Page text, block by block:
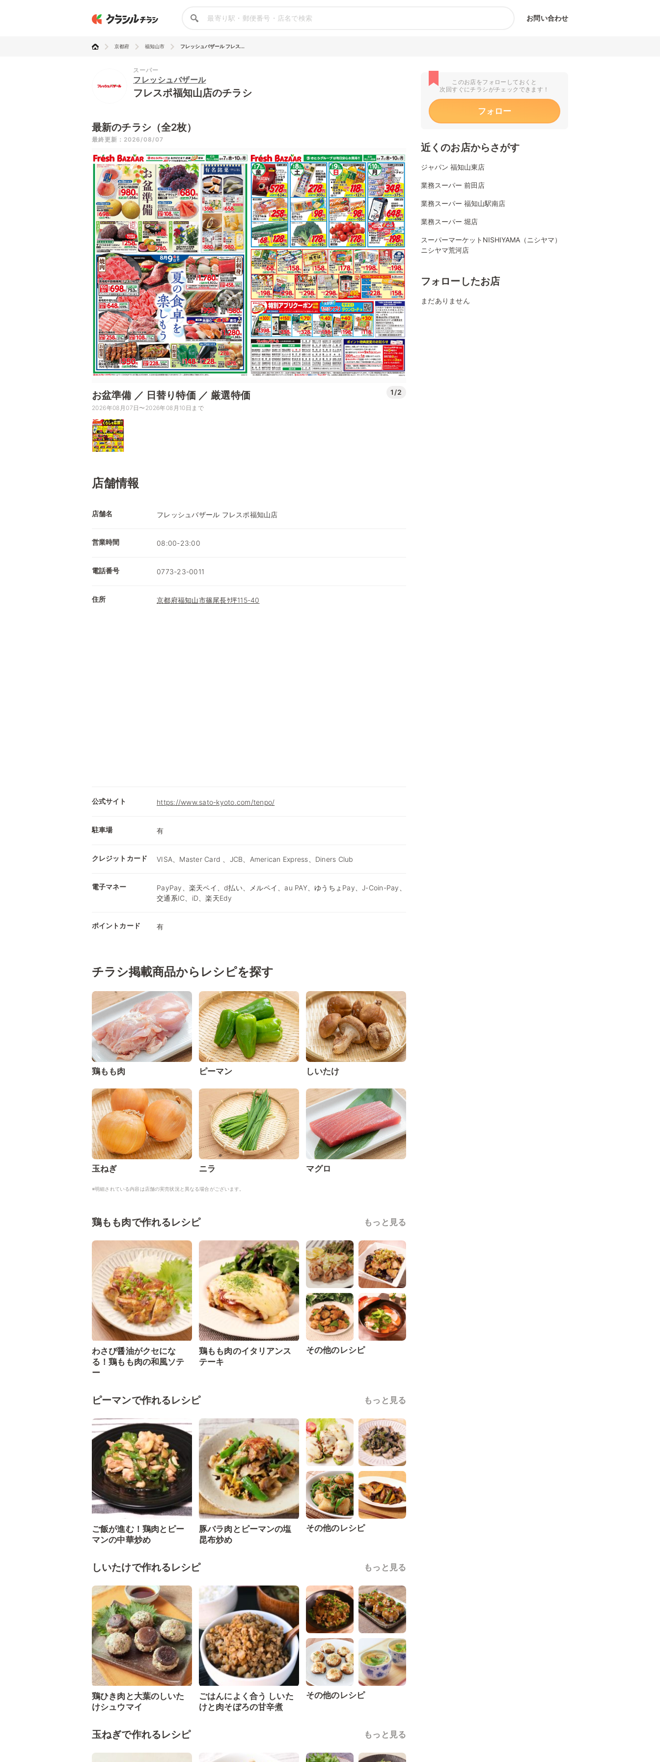
お問い合わせ
京都府 福知山市 フレッシュバザール フレス...
スーパー
フレッシュバザール
フレスポ福知山店のチラシ
最新のチラシ（全2枚）
最終更新：2026/08/07
お盆準備 ／ 日替り特価 ／ 厳選特価 1/2
2026年08月07日〜2026年08月10日まで
店舗情報
店舗名 フレッシュバザール フレスポ福知山店
営業時間 08:00-23:00
電話番号 0773-23-0011
住所 京都府福知山市篠尾長ｹ坪115-40
公式サイト https://www.sato-kyoto.com/tenpo/
駐車場 有
クレジットカード VISA、Master Card 、JCB、American Express、Diners Club
電子マネー
PayPay、楽天ペイ、d払い、メルペイ、au PAY、ゆうちょPay、J-Coin-Pay、
交通系IC、iD、楽天Edy
ポイントカード 有
チラシ掲載商品からレシピを探す
鶏もも肉 ピーマン しいたけ
玉ねぎ ニラ マグロ
※明細されている内容は店舗の実売状況と異なる場合がございます。
鶏もも肉で作れるレシピ もっと見る
わさび醤油がクセにな
る！鶏もも肉の和風ソテ
ー
鶏もも肉のイタリアンス
テーキ
その他のレシピ
ピーマンで作れるレシピ もっと見る
ご飯が進む！鶏肉とピー
マンの中華炒め
豚バラ肉とピーマンの塩
昆布炒め
その他のレシピ
しいたけで作れるレシピ もっと見る
鶏ひき肉と大葉のしいた
けシュウマイ
ごはんによく合う しいた
けと肉そぼろの甘辛煮
その他のレシピ
玉ねぎで作れるレシピ もっと見る
このお店をフォローしておくと
次回すぐにチラシがチェックできます！
フォロー
近くのお店からさがす
ジャパン 福知山東店
業務スーパー 前田店
業務スーパー 福知山駅南店
業務スーパー 堀店
スーパーマーケットNISHIYAMA（ニシヤマ）
ニシヤマ荒河店
フォローしたお店
まだありません